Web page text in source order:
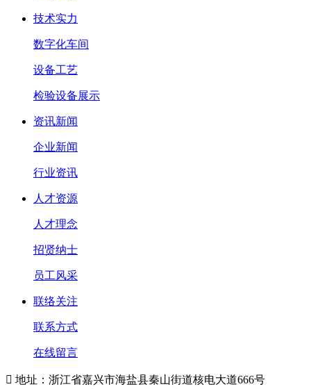
技术实力
数字化车间
设备工艺
检验设备展示
资讯新闻
企业新闻
行业资讯
人才资源
人才理念
招贤纳士
员工风采
联络关注
联系方式
在线留言
 地址：浙江省嘉兴市海盐县秦山街道核电大道666号